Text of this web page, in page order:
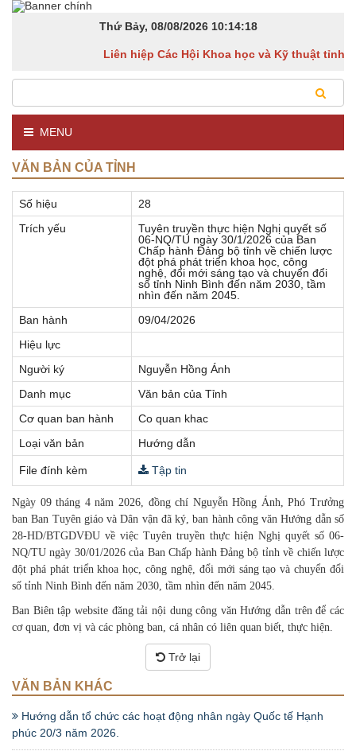
Thứ Bảy, 08/08/2026 10:14:18
Liên hiệp Các Hội Khoa học và Kỹ thuật tỉnh
MENU
VĂN BẢN CỦA TỈNH
Số hiệu
28
Trích yếu
Tuyên truyền thực hiện Nghị quyết số
06-NQ/TU ngày 30/1/2026 của Ban
Chấp hành Đảng bộ tỉnh về chiến lược
đột phá phát triển khoa học, công
nghệ, đổi mới sáng tạo và chuyển đổi
số tỉnh Ninh Bình đến năm 2030, tầm
nhìn đến năm 2045.
Ban hành
09/04/2026
Hiệu lực
Người ký
Nguyễn Hồng Ánh
Danh mục
Văn bản của Tỉnh
Cơ quan ban hành
Co quan khac
Loại văn bản
Hướng dẫn
File đính kèm Tập tin
Ngày 09 tháng 4 năm 2026, đồng chí Nguyễn Hồng Ánh, Phó Trưởng
ban Ban Tuyên giáo và Dân vận đã ký, ban hành công văn Hướng dẫn số
28-HD/BTGDVĐU về việc Tuyên truyền thực hiện Nghị quyết số 06-
NQ/TU ngày 30/01/2026 của Ban Chấp hành Đảng bộ tỉnh về chiến lược
đột phá phát triển khoa học, công nghệ, đổi mới sáng tạo và chuyển đổi
số tỉnh Ninh Bình đến năm 2030, tầm nhìn đến năm 2045.
Ban Biên tập website đăng tải nội dung công văn Hướng dẫn trên để các
cơ quan, đơn vị và các phòng ban, cá nhân có liên quan biết, thực hiện.
Trở lại
VĂN BẢN KHÁC
Hướng dẫn tổ chức các hoạt động nhân ngày Quốc tế Hạnh
phúc 20/3 năm 2026.